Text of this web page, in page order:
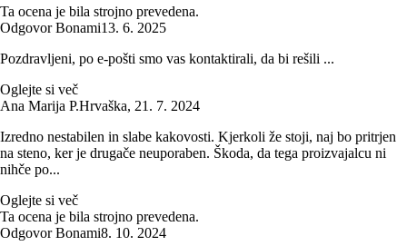
Ta ocena je bila strojno prevedena.
Odgovor Bonami13. 6. 2025
Pozdravljeni, po e-pošti smo vas kontaktirali, da bi rešili ...
Oglejte si več
Ana Marija P.Hrvaška, 21. 7. 2024
Izredno nestabilen in slabe kakovosti. Kjerkoli že stoji, naj bo pritrjen
na steno, ker je drugače neuporaben. Škoda, da tega proizvajalcu ni
nihče po...
Oglejte si več
Ta ocena je bila strojno prevedena.
Odgovor Bonami8. 10. 2024